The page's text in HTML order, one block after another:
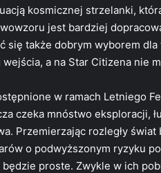
kosmicznej strzelanki,
jest bardziej
się także dobrym wyborem
a na Star Citizena nie
w ramach Letniego
czeka mnóstwo eksploracji,
Przemierzając rozległy
o podwyższonym ryzyku
proste. Zwykle w ich